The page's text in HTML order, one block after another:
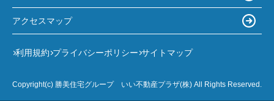
アクセスマップ
利用規約 プライバシーポリシー サイトマップ
Copyright(c) 勝美住宅グループ いい不動産プラザ(株) All Rights Reserved.